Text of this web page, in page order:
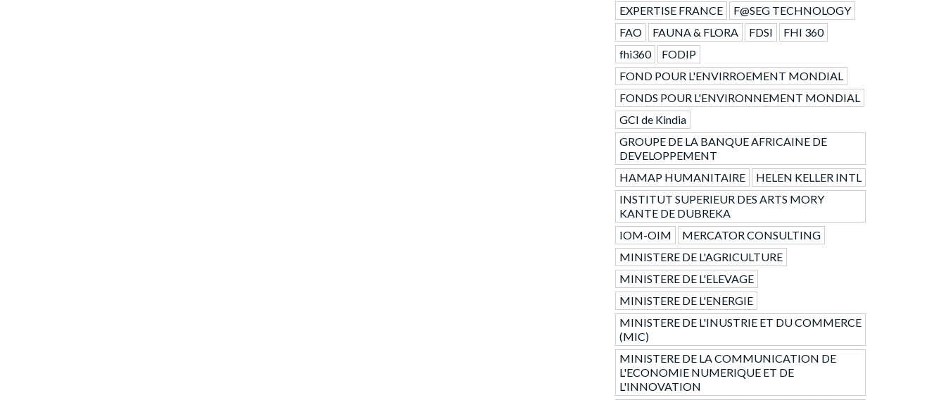
EXPERTISE FRANCE
F@SEG TECHNOLOGY
FAO
FAUNA & FLORA FDSI
FHI 360
fhi360
FODIP
FOND POUR L'ENVIRROEMENT MONDIAL
FONDS POUR L'ENVIRONNEMENT MONDIAL
GCI de Kindia
GROUPE DE LA BANQUE AFRICAINE DE
DEVELOPPEMENT
HAMAP HUMANITAIRE
HELEN KELLER INTL
INSTITUT SUPERIEUR DES ARTS MORY
KANTE DE DUBREKA
IOM-OIM
MERCATOR CONSULTING
MINISTERE DE L'AGRICULTURE
MINISTERE DE L'ELEVAGE
MINISTERE DE L'ENERGIE
MINISTERE DE L'INUSTRIE ET DU COMMERCE
(MIC)
MINISTERE DE LA COMMUNICATION DE
L'ECONOMIE NUMERIQUE ET DE
L'INNOVATION